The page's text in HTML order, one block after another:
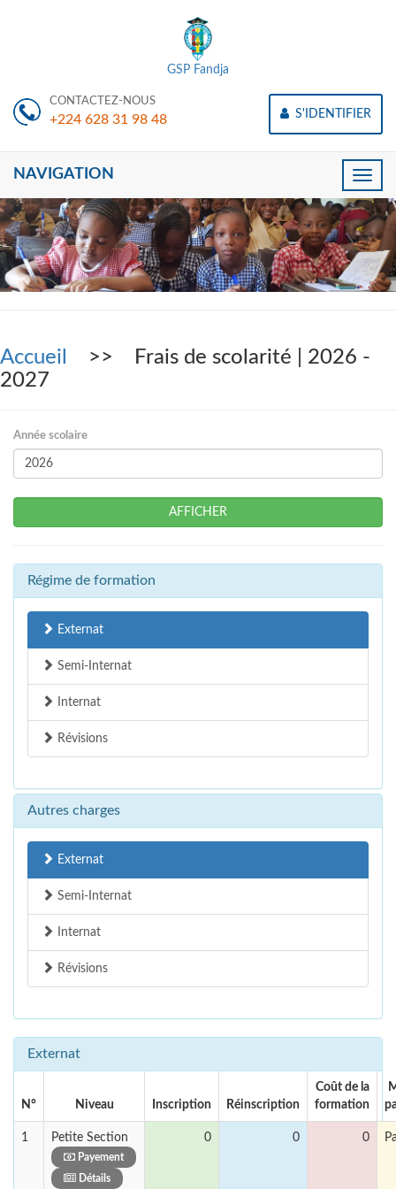
GSP Fandja
CONTACTEZ-NOUS
+224 628 31 98 48 S'IDENTIFIER
Toggle
NAVIGATION
Accueil
>> Frais de scolarité | 2026 -
2027
Année scolaire
AFFICHER
Régime de formation
Externat
Semi-Internat
Internat
Révisions
Autres charges
Externat
Semi-Internat
Internat
Révisions
Externat
N° Niveau Inscription Réinscription
Coût de la
formation
1 Petite Section
Payement
Détails
0 0 0